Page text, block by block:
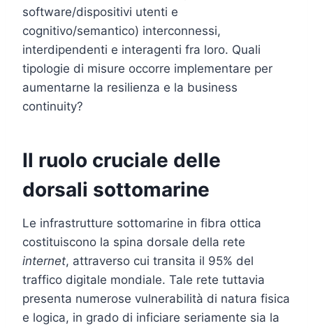
software/dispositivi utenti e
cognitivo/semantico) interconnessi,
interdipendenti e interagenti fra loro. Quali
tipologie di misure occorre implementare per
aumentarne la resilienza e la business
continuity?
Il ruolo cruciale delle
dorsali sottomarine
Le infrastrutture sottomarine in fibra ottica
costituiscono la spina dorsale della rete
internet, attraverso cui transita il 95% del
traffico digitale mondiale. Tale rete tuttavia
presenta numerose vulnerabilità di natura fisica
e logica, in grado di inficiare seriamente sia la